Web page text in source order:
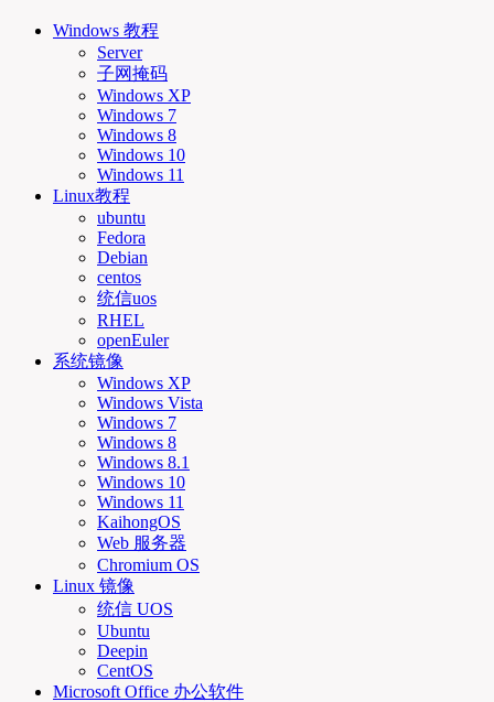
Windows 教程
Server
子网掩码
Windows XP
Windows 7
Windows 8
Windows 10
Windows 11
Linux教程
ubuntu
Fedora
Debian
centos
统信uos
RHEL
openEuler
系统镜像
Windows XP
Windows Vista
Windows 7
Windows 8
Windows 8.1
Windows 10
Windows 11
KaihongOS
Web 服务器
Chromium OS
Linux 镜像
统信 UOS
Ubuntu
Deepin
CentOS
Microsoft Office 办公软件